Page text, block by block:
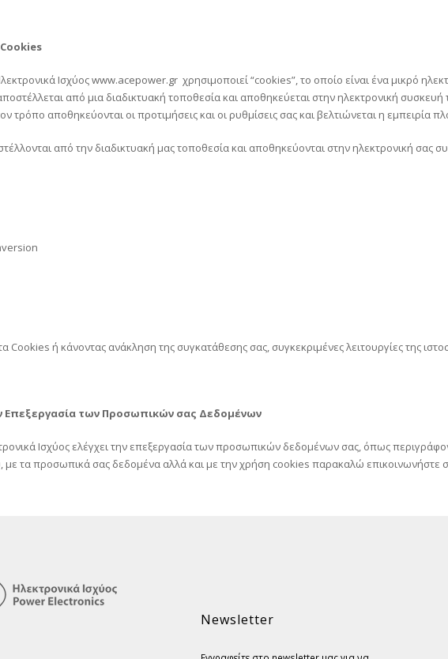
Ισχύοςwww.acepower.gr χρησιμοποιεί “cookies”, το οποίο είναι ένα μικρό
από μια διαδικτυακή τοποθεσία και αποθηκεύεται στην ηλεκτρονική
τρόπο αποθηκεύονται οι προτιμήσεις και οι ρυθμίσεις σας και βελτιώνεται η εμπειρία
από την διαδικτυακή μας τοποθεσία και αποθηκεύονται στην ηλεκτρονική σας
Cookies ή κάνοντας ανάκληση της συγκατάθεσης σας, συγκεκριμένες λειτουργίες της
Επεξεργασία των Προσωπικών σας Δεδομένων
Ισχύος ελέγχει την επεξεργασία των προσωπικών δεδομένων σας, όπως
με τα προσωπικά σας δεδομένα αλλά και με την χρήση cookies παρακαλώ επικοινωνήστε
Newsletter